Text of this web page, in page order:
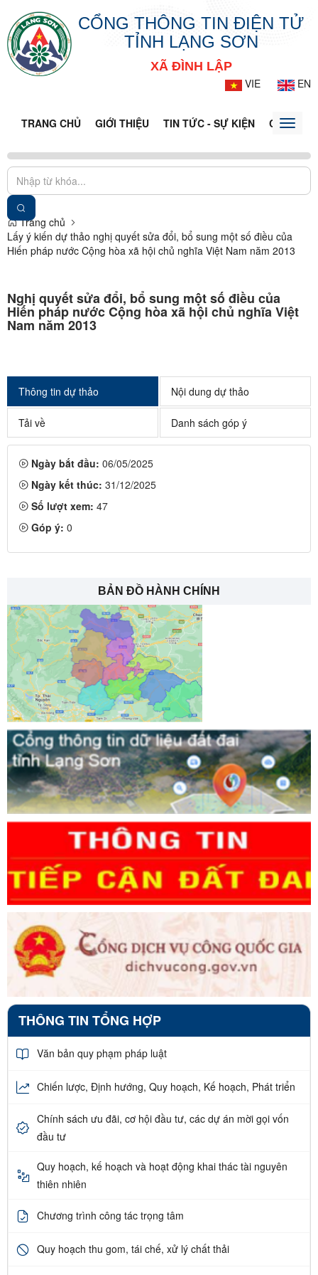
CỔNG THÔNG TIN ĐIỆN TỬ
TỈNH LẠNG SƠN
XÃ ĐÌNH LẬP
VIE
EN
TRANG CHỦ GIỚI THIỆU TIN TỨC - SỰ KIỆN CỔNGToggle
Trang chủ
Lấy ý kiến dự thảo nghị quyết sửa đổi, bổ sung một số điều của
Hiến pháp nước Cộng hòa xã hội chủ nghĩa Việt Nam năm 2013
Nghị quyết sửa đổi, bổ sung một số điều của
Hiến pháp nước Cộng hòa xã hội chủ nghĩa Việt
Nam năm 2013
Thông tin dự thảo Nội dung dự thảo
Tải về Danh sách góp ý
Ngày bắt đầu: 06/05/2025
Ngày kết thúc: 31/12/2025
Số lượt xem: 47
Góp ý: 0
BẢN ĐỒ HÀNH CHÍNH
THÔNG TIN TỔNG HỢP
Văn bản quy phạm pháp luật
Chiến lược, Định hướng, Quy hoạch, Kế hoạch, Phát triển
Chính sách ưu đãi, cơ hội đầu tư, các dự án mời gọi vốn
đầu tư
Quy hoạch, kế hoạch và hoạt động khai thác tài nguyên
thiên nhiên
Chương trình công tác trọng tâm
Quy hoạch thu gom, tái chế, xử lý chất thải